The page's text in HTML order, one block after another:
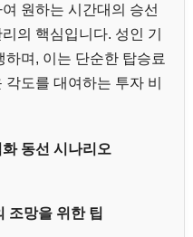
원하는 시간대의 승선
의 핵심입니다. 성인 기
며, 이는 단순한 탑승료
도를 대여하는 투자 비
동선 시나리오
조망을 위한 팁